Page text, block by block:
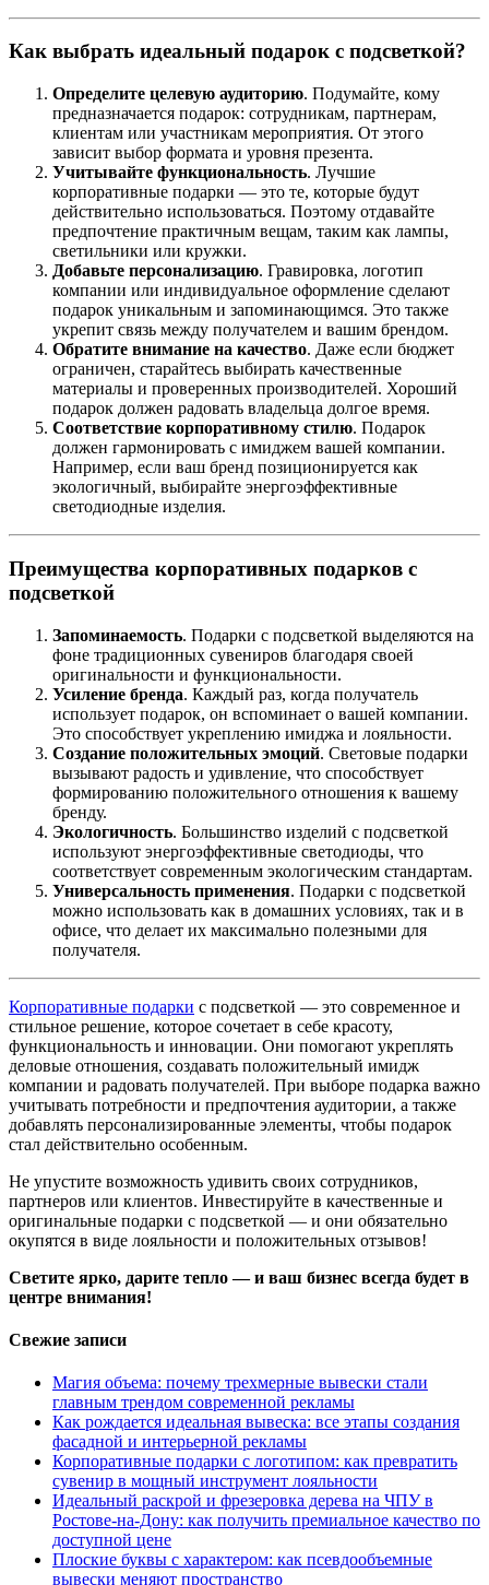
Как выбрать идеальный подарок с подсветкой?
Определите целевую аудиторию. Подумайте, кому
предназначается подарок: сотрудникам, партнерам,
клиентам или участникам мероприятия. От этого
зависит выбор формата и уровня презента.
Учитывайте функциональность. Лучшие
корпоративные подарки — это те, которые будут
действительно использоваться. Поэтому отдавайте
предпочтение практичным вещам, таким как лампы,
светильники или кружки.
Добавьте персонализацию. Гравировка, логотип
компании или индивидуальное оформление сделают
подарок уникальным и запоминающимся. Это также
укрепит связь между получателем и вашим брендом.
Обратите внимание на качество. Даже если бюджет
ограничен, старайтесь выбирать качественные
материалы и проверенных производителей. Хороший
подарок должен радовать владельца долгое время.
Соответствие корпоративному стилю. Подарок
должен гармонировать с имиджем вашей компании.
Например, если ваш бренд позиционируется как
экологичный, выбирайте энергоэффективные
светодиодные изделия.
Преимущества корпоративных подарков с
подсветкой
Запоминаемость. Подарки с подсветкой выделяются на
фоне традиционных сувениров благодаря своей
оригинальности и функциональности.
Усиление бренда. Каждый раз, когда получатель
использует подарок, он вспоминает о вашей компании.
Это способствует укреплению имиджа и лояльности.
Создание положительных эмоций. Световые подарки
вызывают радость и удивление, что способствует
формированию положительного отношения к вашему
бренду.
Экологичность. Большинство изделий с подсветкой
используют энергоэффективные светодиоды, что
соответствует современным экологическим стандартам.
Универсальность применения. Подарки с подсветкой
можно использовать как в домашних условиях, так и в
офисе, что делает их максимально полезными для
получателя.
Корпоративные подарки с подсветкой — это современное и
стильное решение, которое сочетает в себе красоту,
функциональность и инновации. Они помогают укреплять
деловые отношения, создавать положительный имидж
компании и радовать получателей. При выборе подарка важно
учитывать потребности и предпочтения аудитории, а также
добавлять персонализированные элементы, чтобы подарок
стал действительно особенным.
Не упустите возможность удивить своих сотрудников,
партнеров или клиентов. Инвестируйте в качественные и
оригинальные подарки с подсветкой — и они обязательно
окупятся в виде лояльности и положительных отзывов!
Светите ярко, дарите тепло — и ваш бизнес всегда будет в
центре внимания!
Свежие записи
Магия объема: почему трехмерные вывески стали
главным трендом современной рекламы
Как рождается идеальная вывеска: все этапы создания
фасадной и интерьерной рекламы
Корпоративные подарки с логотипом: как превратить
сувенир в мощный инструмент лояльности
Идеальный раскрой и фрезеровка дерева на ЧПУ в
Ростове-на-Дону: как получить премиальное качество по
доступной цене
Плоские буквы с характером: как псевдообъемные
вывески меняют пространство